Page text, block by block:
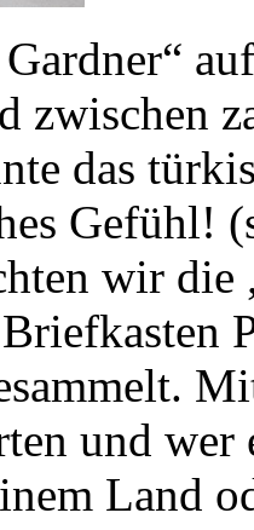
zwischen
das
Gefühl!
wir
und wer
Land